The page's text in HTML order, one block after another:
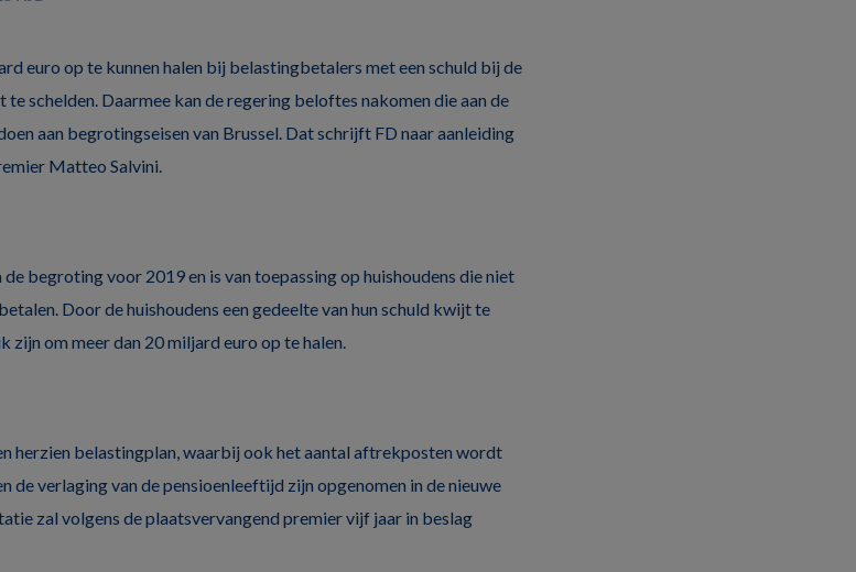
euro op te kunnen halen bij belastingbetalers met een schuld bij de
schelden. Daarmee kan de regering beloftes nakomen die aan de
aan begrotingseisen van Brussel. Dat schrijft FD naar aanleiding
Matteo Salvini.
begroting voor 2019 en is van toepassing op huishoudens die niet
Door de huishoudens een gedeelte van hun schuld kwijt te
zijn om meer dan 20 miljard euro op te halen.
herzien belastingplan, waarbij ook het aantal aftrekposten wordt
de verlaging van de pensioenleeftijd zijn opgenomen in de nieuwe
zal volgens de plaatsvervangend premier vijf jaar in beslag